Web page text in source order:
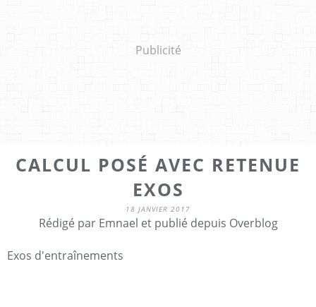
Publicité
CALCUL POSÉ AVEC RETENUE
EXOS
18 JANVIER 2017
Rédigé par Emnael et publié depuis Overblog
Exos d'entraînements